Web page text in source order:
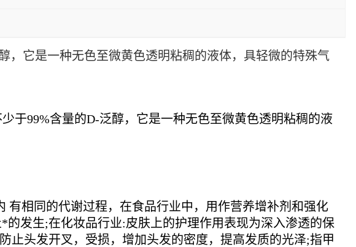
，它是一种无色至微黄色透明粘稠的液体，具轻微的特殊气
于99%含量的D-泛醇，它是一种无色至微黄色透明粘稠的液
相同的代谢过程，在食品行业中，用作营养增补剂和强化
发生;在化妆品行业:皮肤上的护理作用表现为深入渗透的保
头发开叉，受损，增加头发的密度，提高发质的光泽;指甲